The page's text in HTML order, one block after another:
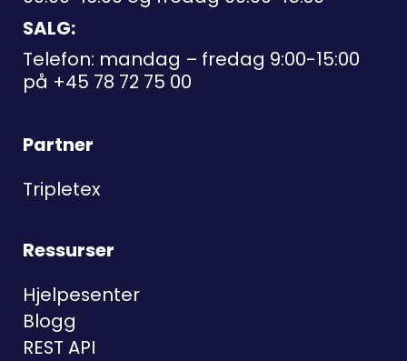
SALG:
Telefon: mandag – fredag 9:00-15:00
på +45 78 72 75 00
Partner
Tripletex
Ressurser
Hjelpesenter
Blogg
REST API